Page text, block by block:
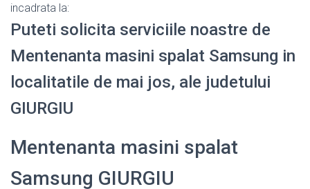
incadrata la:
Puteti solicita serviciile noastre de
Mentenanta masini spalat Samsung in
localitatile de mai jos, ale judetului
GIURGIU
Mentenanta masini spalat
Samsung GIURGIU